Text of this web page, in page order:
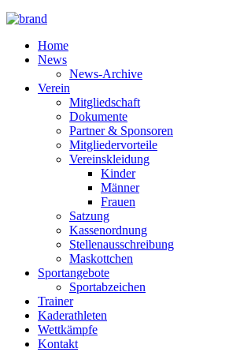
Home
News
News-Archive
Verein
Mitgliedschaft
Dokumente
Partner & Sponsoren
Mitgliedervorteile
Vereinskleidung
Kinder
Männer
Frauen
Satzung
Kassenordnung
Stellenausschreibung
Maskottchen
Sportangebote
Sportabzeichen
Trainer
Kaderathleten
Wettkämpfe
Kontakt